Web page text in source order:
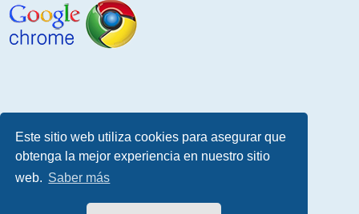
Este sitio web utiliza cookies para asegurar que
obtenga la mejor experiencia en nuestro sitio
web. Saber más